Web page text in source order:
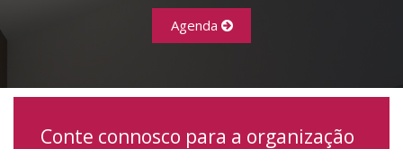
Agenda
Conte connosco para a organização